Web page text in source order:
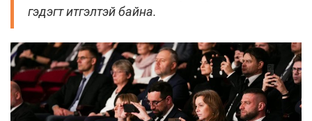
гэдэгт итгэлтэй байна.